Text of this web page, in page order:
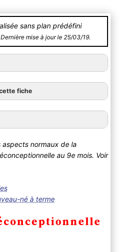
sans plan prédéfini
mise à jour le 25/03/19.
fiche
normaux de la
au 9e mois. Voir
né à terme